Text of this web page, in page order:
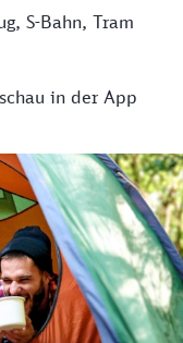
S-Bahn, Tram
in der App